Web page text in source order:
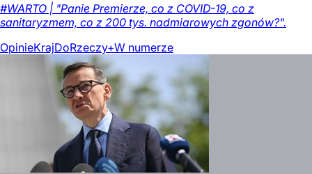
#WARTO | "Panie Premierze, co z COVID-19, co z
sanitaryzmem, co z 200 tys. nadmiarowych zgonów?".
OpinieKrajDoRzeczy+W numerze